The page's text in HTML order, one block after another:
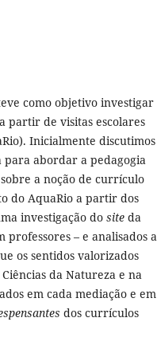
como objetivo investigar
partir de visitas escolares
Inicialmente discutimos
para abordar a pedagogia
a noção de currículo
do AquaRio a partir dos
investigação do site da
– e analisados a
os sentidos valorizados
da Natureza e na
em cada mediação e em
dos currículos